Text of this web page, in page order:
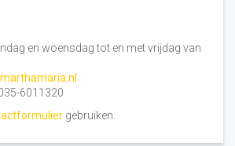
en woensdag tot en met vrijdag van
6011320
gebruiken.